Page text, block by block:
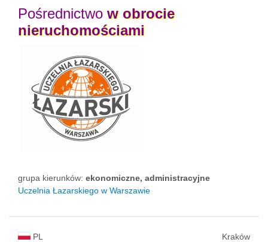
Pośrednictwo w obrocie
nieruchomościami
grupa kierunków: ekonomiczne, administracyjne
Uczelnia Łazarskiego w Warszawie
PL Kraków